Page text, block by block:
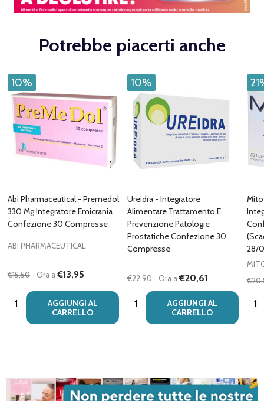
Potrebbe piacerti anche
10%
Abi Pharmaceutical - Premedol
330 Mg Integratore Emicrania
Confezione 30 Compresse
ABI PHARMACEUTICAL
€15,50 Ora a€13,95
Quantità:
AGGIUNGI AL
CARRELLO
10%
Ureidra - Integratore
Alimentare Trattamento E
Prevenzione Patologie
Prostatiche Confezione 30
Compresse
€22,90 Ora a€20,61
Quantità:
AGGIUNGI AL
CARRELLO
28/